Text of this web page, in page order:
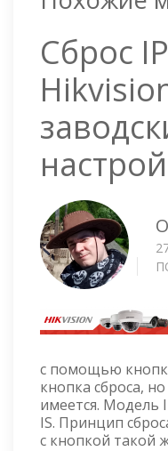
Сброс
с помощью
кнопка сброса,
имеется. Модель
IS. Принцип
с кнопкой такой